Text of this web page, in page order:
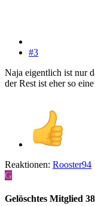
#3
Naja eigentlich ist nur
der Rest ist eher so
Reaktionen: Rooster94
G
Gelöschtes Mitglied